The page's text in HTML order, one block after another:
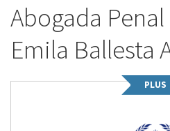
Abogada
Emila Ballesta
PLUS